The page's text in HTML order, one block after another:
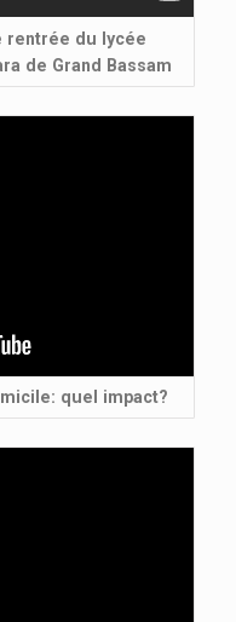
rentrée du lycée
de Grand Bassam
quel impact?